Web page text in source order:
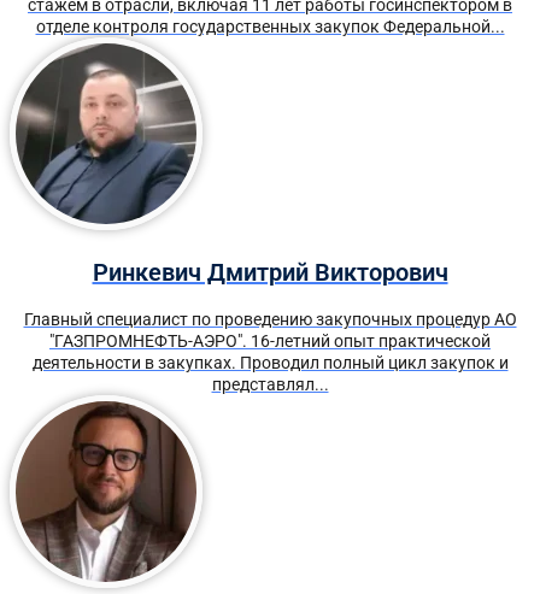
стажем в отрасли, включая 11 лет работы госинспектором в
отделе контроля государственных закупок Федеральной...
Ринкевич Дмитрий Викторович
Главный специалист по проведению закупочных процедур АО
"ГАЗПРОМНЕФТЬ-АЭРО". 16-летний опыт практической
деятельности в закупках. Проводил полный цикл закупок и
представлял...